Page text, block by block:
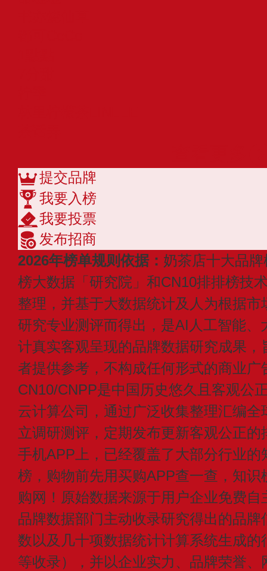
提交品牌
我要入榜
我要投票
发布招商
2026年榜单规则依据： 奶茶店十大品
榜大数据「研究院」和CN10排排榜技
整理，并基于大数据统计及人为根据
研究专业测评而得出，是AI人工智能、
计真实客观呈现的品牌数据研究成果
者提供参考，不构成任何形式的商业广
CN10/CNPP是中国历史悠久且客观公
云计算公司，通过广泛收集整理汇编
立调研测评，定期发布更新客观公正
手机APP上，已经覆盖了大部分行业
榜，购物前先用买购APP查一查，知
购网！原始数据来源于用户企业免费
品牌数据部门主动收录研究得出的品
数以及几十项数据统计计算系统生成
等收录），并以企业实力、品牌荣誉